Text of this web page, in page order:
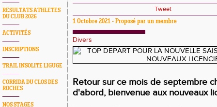
RESULTATS ATHLETES
DU CLUB 2026
ACTIVITÉS
INSCRIPTIONS
TRAIL INSOLITE LIGUGE
CORRIDA DU CLOS DES
ROCHES
NOS STAGES
Tweet
1 Octobre 2021 - Proposé par un membre
Divers
Retour sur ce mois de septembre
d'abord, bienvenue aux nouveaux